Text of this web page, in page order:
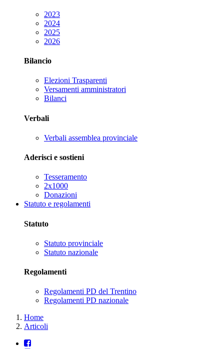
2023
2024
2025
2026
Bilancio
Elezioni Trasparenti
Versamenti amministratori
Bilanci
Verbali
Verbali assemblea provinciale
Aderisci e sostieni
Tesseramento
2x1000
Donazioni
Statuto e regolamenti
Statuto
Statuto provinciale
Statuto nazionale
Regolamenti
Regolamenti PD del Trentino
Regolamenti PD nazionale
Home
Articoli